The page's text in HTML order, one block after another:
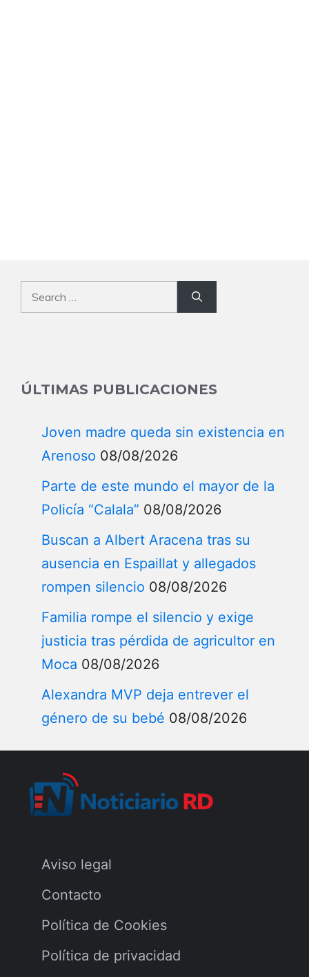
Search
for:
ÚLTIMAS PUBLICACIONES
Joven madre queda sin existencia en
Arenoso 08/08/2026
Parte de este mundo el mayor de la
Policía “Calala” 08/08/2026
Buscan a Albert Aracena tras su
ausencia en Espaillat y allegados
rompen silencio 08/08/2026
Familia rompe el silencio y exige
justicia tras pérdida de agricultor en
Moca 08/08/2026
Alexandra MVP deja entrever el
género de su bebé 08/08/2026
Aviso legal
Contacto
Política de Cookies
Política de privacidad